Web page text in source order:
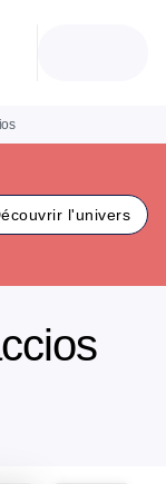
l'univers